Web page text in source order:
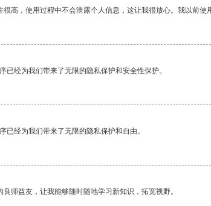
高，使用过程中不会泄露个人信息，这让我很放心。我以前
已经为我们带来了无限的隐私保护和安全性保护。
已经为我们带来了无限的隐私保护和自由。
师益友，让我能够随时随地学习新知识，拓宽视野。